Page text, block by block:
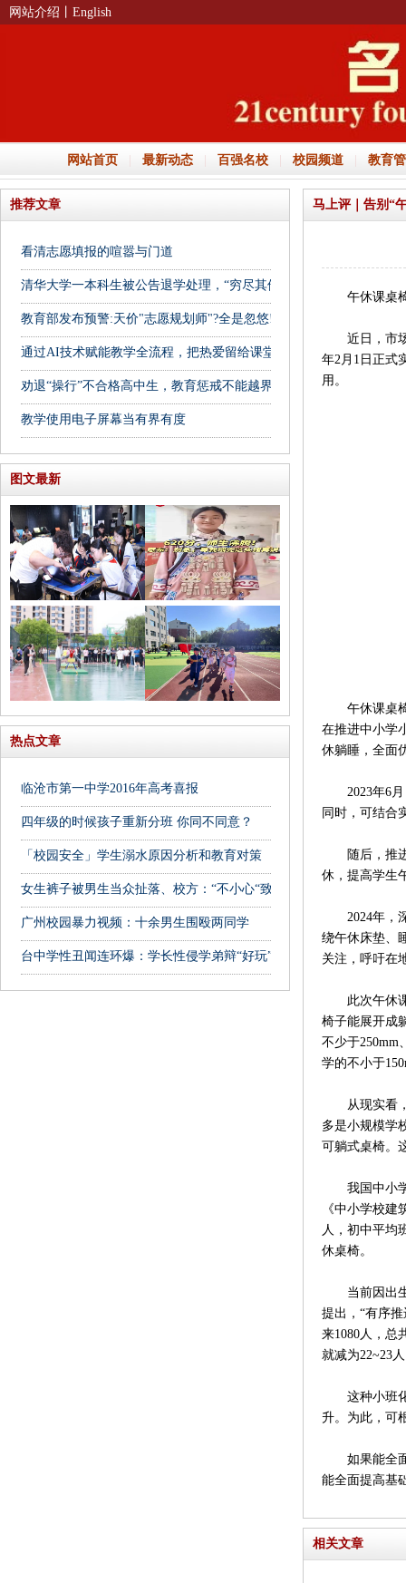
网站介绍 丨English
网站首页 最新动态 百强名校 校园频道 教育
推荐文章
看清志愿填报的喧嚣与门道
清华大学一本科生被公告退学处理，“穷尽其他送达方式后仍无法送
教育部发布预警:天价"志愿规划师"?全是忽悠!
通过AI技术赋能教学全流程，把热爱留给课堂
劝退“操行”不合格高中生，教育惩戒不能越界
教学使用电子屏幕当有界有度
图文最新
热点文章
临沧市第一中学2016年高考喜报
四年级的时候孩子重新分班 你同不同意？
「校园安全」学生溺水原因分析和教育对策
女生裤子被男生当众扯落、校方：“不小心“致”意外”
广州校园暴力视频：十余男生围殴两同学
台中学性丑闻连环爆：学长性侵学弟辩“好玩”
马上评｜告别“
午休课桌椅
近日，市场
年2月1日正式
用。
午休课桌椅
在推进中小学
休躺睡，全面
2023年6月
同时，可结合
随后，推进
休，提高学生
2024年，深
绕午休床垫、
关注，呼吁在
此次午休课
椅子能展开成
不少于250mm
学的不小于
从现实看，
多是小规模学
可躺式桌椅。
我国中小学
《中小学校
人，初中平均
休桌椅。
当前因出生
提出，“有序
来1080人，总
就减为22~23
这种小班化
升。为此，可
如果能全面
能全面提高基
相关文章